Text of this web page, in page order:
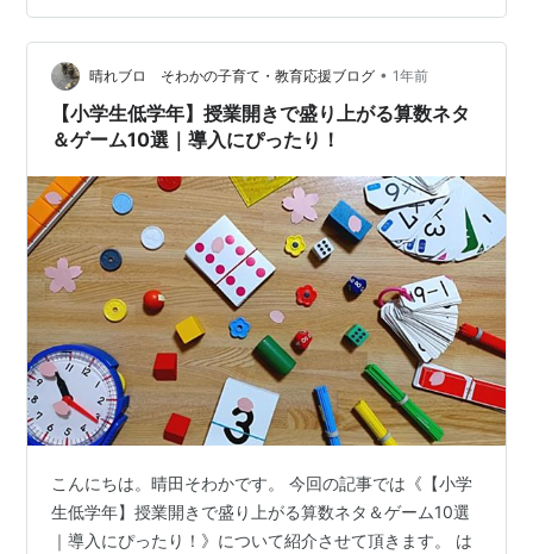
ミステリーナンバー 活動の流れ 活動データ表 ワンポイ
ントアドバイス ④ 数字カードでつくろう！最大＆最小
ゲーム 活動の流れ 活…
晴れブロ そわかの子育て・教育応援ブログ • 1年前
【小学生低学年】授業開きで盛り上がる算数ネタ
＆ゲーム10選｜導入にぴったり！
こんにちは。晴田そわかです。 今回の記事では《【小学
生低学年】授業開きで盛り上がる算数ネタ＆ゲーム10選
｜導入にぴったり！》について紹介させて頂きます。 は